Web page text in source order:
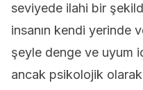
seviyede ilahi bir
insanın kendi yerinde
şeyle denge ve uyum
ancak psikolojik